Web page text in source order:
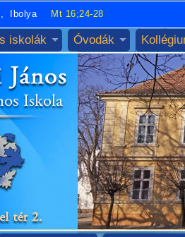
Ibolya Mt 16;24-28
iskolák Óvodák